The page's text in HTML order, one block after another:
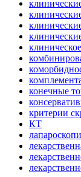
конечные
критерии
КТ